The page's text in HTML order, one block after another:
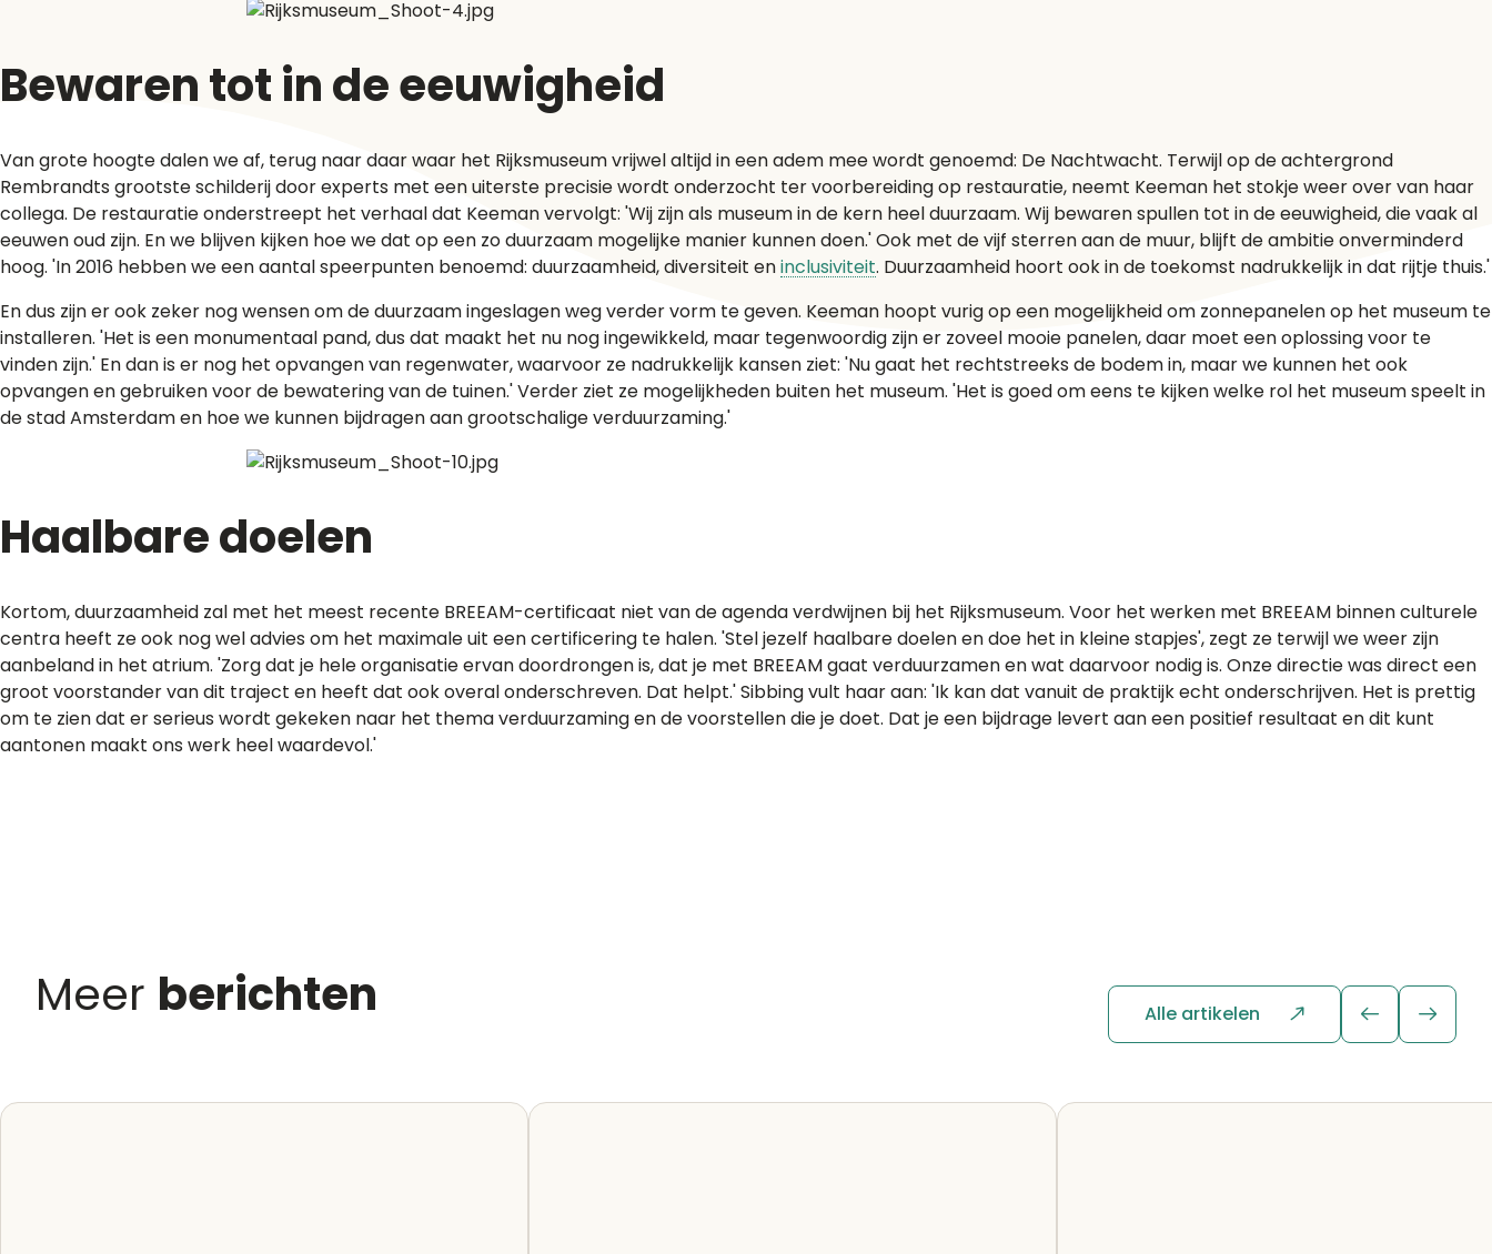
Bewaren tot in de eeuwigheid
Van grote hoogte dalen we af, terug naar daar waar het Rijksmuseum vrijwel altijd in een adem mee wordt genoemd: De Nachtwacht. Terwijl op de achtergrond
Rembrandts grootste schilderij door experts met een uiterste precisie wordt onderzocht ter voorbereiding op restauratie, neemt Keeman het stokje weer over van haar
collega. De restauratie onderstreept het verhaal dat Keeman vervolgt: 'Wij zijn als museum in de kern heel duurzaam. Wij bewaren spullen tot in de eeuwigheid, die vaak al
eeuwen oud zijn. En we blijven kijken hoe we dat op een zo duurzaam mogelijke manier kunnen doen.' Ook met de vijf sterren aan de muur, blijft de ambitie onverminderd
hoog. 'In 2016 hebben we een aantal speerpunten benoemd: duurzaamheid, diversiteit eninclusiviteit. Duurzaamheid hoort ook in de toekomst nadrukkelijk in dat rijtje thuis.'
En dus zijn er ook zeker nog wensen om de duurzaam ingeslagen weg verder vorm te geven. Keeman hoopt vurig op een mogelijkheid om zonnepanelen op het museum te
installeren. 'Het is een monumentaal pand, dus dat maakt het nu nog ingewikkeld, maar tegenwoordig zijn er zoveel mooie panelen, daar moet een oplossing voor te
vinden zijn.' En dan is er nog het opvangen van regenwater, waarvoor ze nadrukkelijk kansen ziet: 'Nu gaat het rechtstreeks de bodem in, maar we kunnen het ook
opvangen en gebruiken voor de bewatering van de tuinen.' Verder ziet ze mogelijkheden buiten het museum. 'Het is goed om eens te kijken welke rol het museum speelt in
de stad Amsterdam en hoe we kunnen bijdragen aan grootschalige verduurzaming.'
Haalbare doelen
Kortom, duurzaamheid zal met het meest recente BREEAM-certificaat niet van de agenda verdwijnen bij het Rijksmuseum. Voor het werken met BREEAM binnen culturele
centra heeft ze ook nog wel advies om het maximale uit een certificering te halen. 'Stel jezelf haalbare doelen en doe het in kleine stapjes', zegt ze terwijl we weer zijn
aanbeland in het atrium. 'Zorg dat je hele organisatie ervan doordrongen is, dat je met BREEAM gaat verduurzamen en wat daarvoor nodig is. Onze directie was direct een
groot voorstander van dit traject en heeft dat ook overal onderschreven. Dat helpt.' Sibbing vult haar aan: 'Ik kan dat vanuit de praktijk echt onderschrijven. Het is prettig
om te zien dat er serieus wordt gekeken naar het thema verduurzaming en de voorstellen die je doet. Dat je een bijdrage levert aan een positief resultaat en dit kunt
aantonen maakt ons werk heel waardevol.'
Meer berichten Alle artikelen